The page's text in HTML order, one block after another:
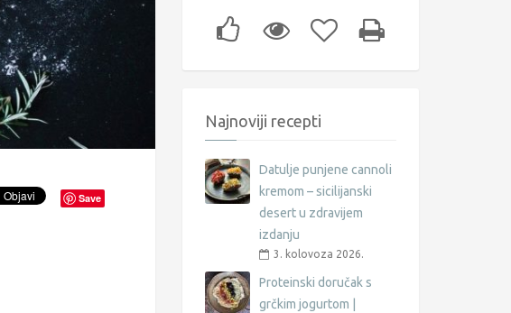
Save
Najnoviji recepti
Datulje punjene cannoli
kremom – sicilijanski
desert u zdravijem
izdanju
3. kolovoza 2026.
Proteinski doručak s
grčkim jogurtom |